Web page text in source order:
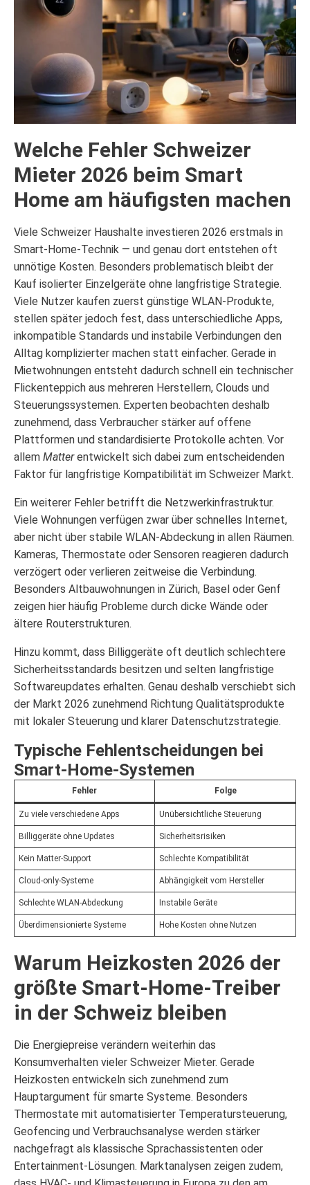
Welche Fehler Schweizer
Mieter 2026 beim Smart
Home am häufigsten machen
Viele Schweizer Haushalte investieren 2026 erstmals in
Smart-Home-Technik — und genau dort entstehen oft
unnötige Kosten. Besonders problematisch bleibt der
Kauf isolierter Einzelgeräte ohne langfristige Strategie.
Viele Nutzer kaufen zuerst günstige WLAN-Produkte,
stellen später jedoch fest, dass unterschiedliche Apps,
inkompatible Standards und instabile Verbindungen den
Alltag komplizierter machen statt einfacher. Gerade in
Mietwohnungen entsteht dadurch schnell ein technischer
Flickenteppich aus mehreren Herstellern, Clouds und
Steuerungssystemen. Experten beobachten deshalb
zunehmend, dass Verbraucher stärker auf offene
Plattformen und standardisierte Protokolle achten. Vor
allem Matterentwickelt sich dabei zum entscheidenden
Faktor für langfristige Kompatibilität im Schweizer Markt.
Ein weiterer Fehler betrifft die Netzwerkinfrastruktur.
Viele Wohnungen verfügen zwar über schnelles Internet,
aber nicht über stabile WLAN-Abdeckung in allen Räumen.
Kameras, Thermostate oder Sensoren reagieren dadurch
verzögert oder verlieren zeitweise die Verbindung.
Besonders Altbauwohnungen in Zürich, Basel oder Genf
zeigen hier häufig Probleme durch dicke Wände oder
ältere Routerstrukturen.
Hinzu kommt, dass Billiggeräte oft deutlich schlechtere
Sicherheitsstandards besitzen und selten langfristige
Softwareupdates erhalten. Genau deshalb verschiebt sich
der Markt 2026 zunehmend Richtung Qualitätsprodukte
mit lokaler Steuerung und klarer Datenschutzstrategie.
Typische Fehlentscheidungen bei
Smart-Home-Systemen
Fehler Folge
Zu viele verschiedene Apps Unübersichtliche Steuerung
Billiggeräte ohne Updates Sicherheitsrisiken
Kein Matter-Support Schlechte Kompatibilität
Cloud-only-Systeme Abhängigkeit vom Hersteller
Schlechte WLAN-Abdeckung Instabile Geräte
Überdimensionierte Systeme Hohe Kosten ohne Nutzen
Warum Heizkosten 2026 der
größte Smart-Home-Treiber
in der Schweiz bleiben
Die Energiepreise verändern weiterhin das
Konsumverhalten vieler Schweizer Mieter. Gerade
Heizkosten entwickeln sich zunehmend zum
Hauptargument für smarte Systeme. Besonders
Thermostate mit automatisierter Temperatursteuerung,
Geofencing und Verbrauchsanalyse werden stärker
nachgefragt als klassische Sprachassistenten oder
Entertainment-Lösungen. Marktanalysen zeigen zudem,